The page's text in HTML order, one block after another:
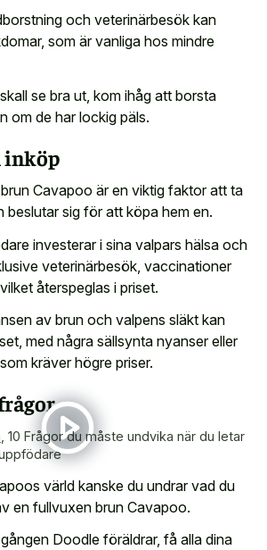
och veterinärbesök kan
som är vanliga hos mindre
se bra ut, kom ihåg att borsta
om de har lockig päls.
inköp
Cavapoo är en viktig faktor att ta
beslutar sig för att köpa hem en.
investerar i sina valpars hälsa och
veterinärbesök, vaccinationer
återspeglas i priset.
av brun och valpens släkt kan
med några sällsynta nyanser eller
kräver högre priser.
, 10 Frågor du måste undvika när du letar
värld kanske du undrar vad du
en fullvuxen brun Cavapoo.
Doodle föräldrar, få alla dina